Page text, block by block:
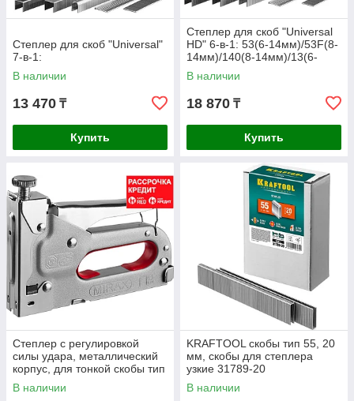
Степлер для скоб "Universal"
7-в-1:
В наличии
13 470 ₸
Купить
Степлер для скоб "Universal
HD" 6-в-1: 53(6-14мм)/53F(8-
14мм)/140(8-14мм)/13(6-
14мм)/300(16мм)/500(16мм),
В наличии
18 870 ₸
Купить
Степлер с регулировкой
силы удара, металлический
корпус, для тонкой скобы тип
53 (4-14 мм), MIRAX (3144)
В наличии
KRAFTOOL скобы тип 55, 20
мм, скобы для степлера
узкие 31789-20
В наличии